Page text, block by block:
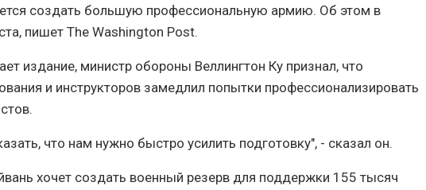
создать большую профессиональную армию. Об этом в
пишет The Washington Post.
издание, министр обороны Веллингтон Ку признал, что
и инструкторов замедлил попытки профессионализировать
что нам нужно быстро усилить подготовку", - сказал он.
хочет создать военный резерв для поддержки 155 тысяч